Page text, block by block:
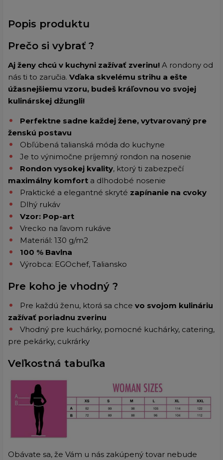
Popis produktu
Prečo si vybrať ?
Aj ženy chcú v kuchyni zažívať zverinu! A rondony od
nás ti to zaručia. Vďaka skvelému strihu a ešte
úžasnejšiemu vzoru, budeš kráľovnou vo svojej
kulinárskej džungli!
Perfektne sadne každej žene, vytvarovaný pre
ženskú postavu
Obľúbená talianská móda do kuchyne
Je to výnimočne príjemný rondon na nosenie
Rondon vysokej kvality, ktorý ti zabezpečí
maximálny komfort a dlhodobé nosenie
Praktické a elegantné skryté zapínanie na cvoky
Dlhý rukáv
Vzor: Pop-art
Vrecko na ľavom rukáve
Materiál: 130 g/m2
100 % Bavlna
Výrobca: EGOchef, Taliansko
Pre koho je vhodný ?
Pre každú ženu, ktorá sa chce vo svojom kulináriu
zažívať poriadnu zverinu
Vhodný pre kuchárky, pomocné kuchárky, catering,
pre pekárky, cukrárky
Veľkostná tabuľka
Obávate sa, že Vám u nás zakúpený tovar nebude